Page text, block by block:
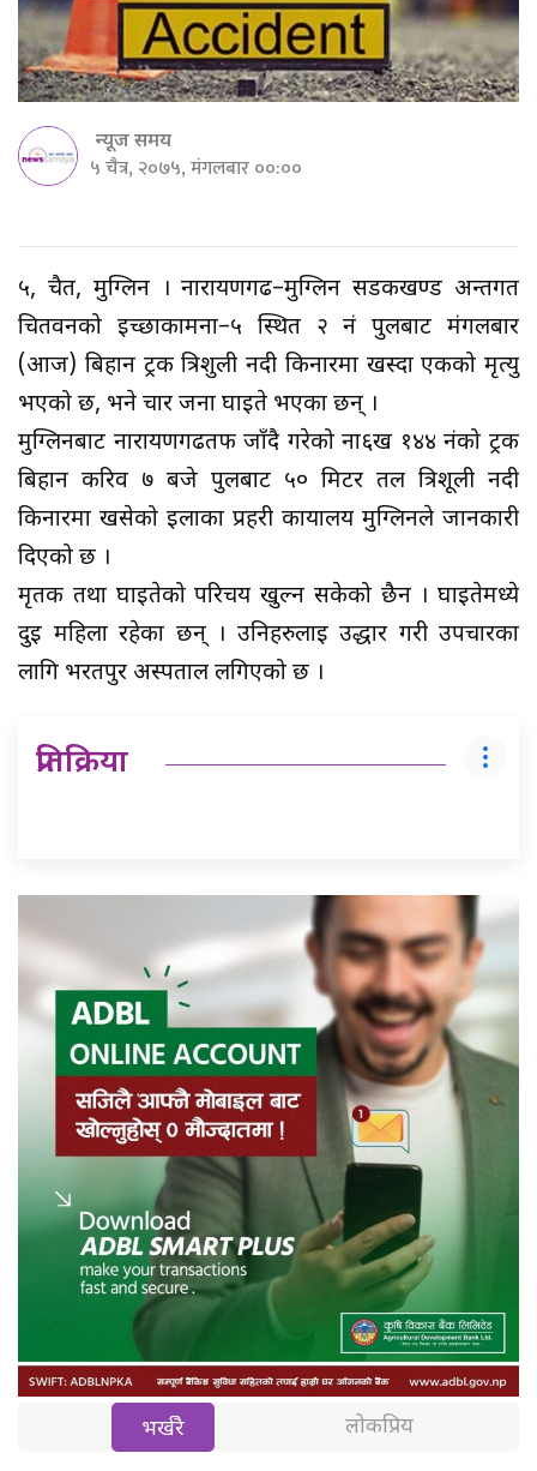
न्यूज समय
५ चैत्र, २०७५, मंगलबार ००:००
५, चैत, मुग्लिन । नारायणगढ–मुग्लिन सडकखण्ड अन्तर्गत
चितवनको इच्छाकामना–५ स्थित २ नं पुलबाट मंगलबार
(आज) बिहान ट्रक त्रिशुली नदी किनारमा खस्दा एकको मृत्यु
भएको छ, भने चार जना घाईते भएका छन् ।
मुग्लिनबाट नारायणगढतर्फ जाँदै गरेको ना६ख १४४ नंको ट्रक
बिहान करिव ७ बजे पुलबाट ५० मिटर तल त्रिशूली नदी
किनारमा खसेको इलाका प्रहरी कार्यालय मुग्लिनले जानकारी
दिएको छ ।
मृतक तथा घाईतेको परिचय खुल्न सकेको छैन । घाइतेमध्ये
दुई महिला रहेका छन् । उनिहरुलाई उद्धार गरी उपचारका
लागि भरतपुर अस्पताल लगिएको छ ।
प्रतिक्रिया
भर्खरै लोकप्रिय